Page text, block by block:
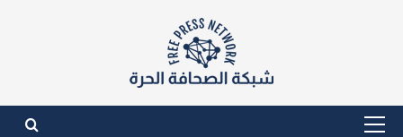
القائمة